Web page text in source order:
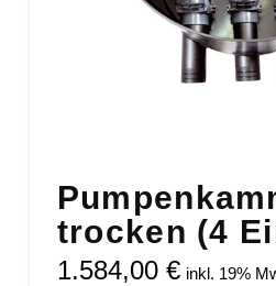
trocken (4
1.584,00 € inkl. 19%